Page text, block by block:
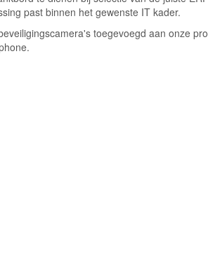
past binnen het gewenste IT kader.
toegevoegd aan onze